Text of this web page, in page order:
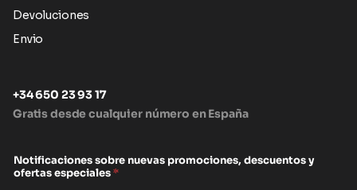
Devoluciones
Envio
+34 650 23 93 17
Gratis desde cualquier número en España
Notificaciones sobre nuevas promociones, descuentos y
ofertas especiales*